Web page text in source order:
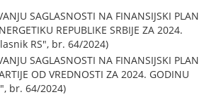
SAGLASNOSTI NA FINANSIJSKI PLAN
REPUBLIKE SRBIJE ZA 2024.
RS", br. 64/2024)
SAGLASNOSTI NA FINANSIJSKI PLAN
OD VREDNOSTI ZA 2024. GODINU
br. 64/2024)